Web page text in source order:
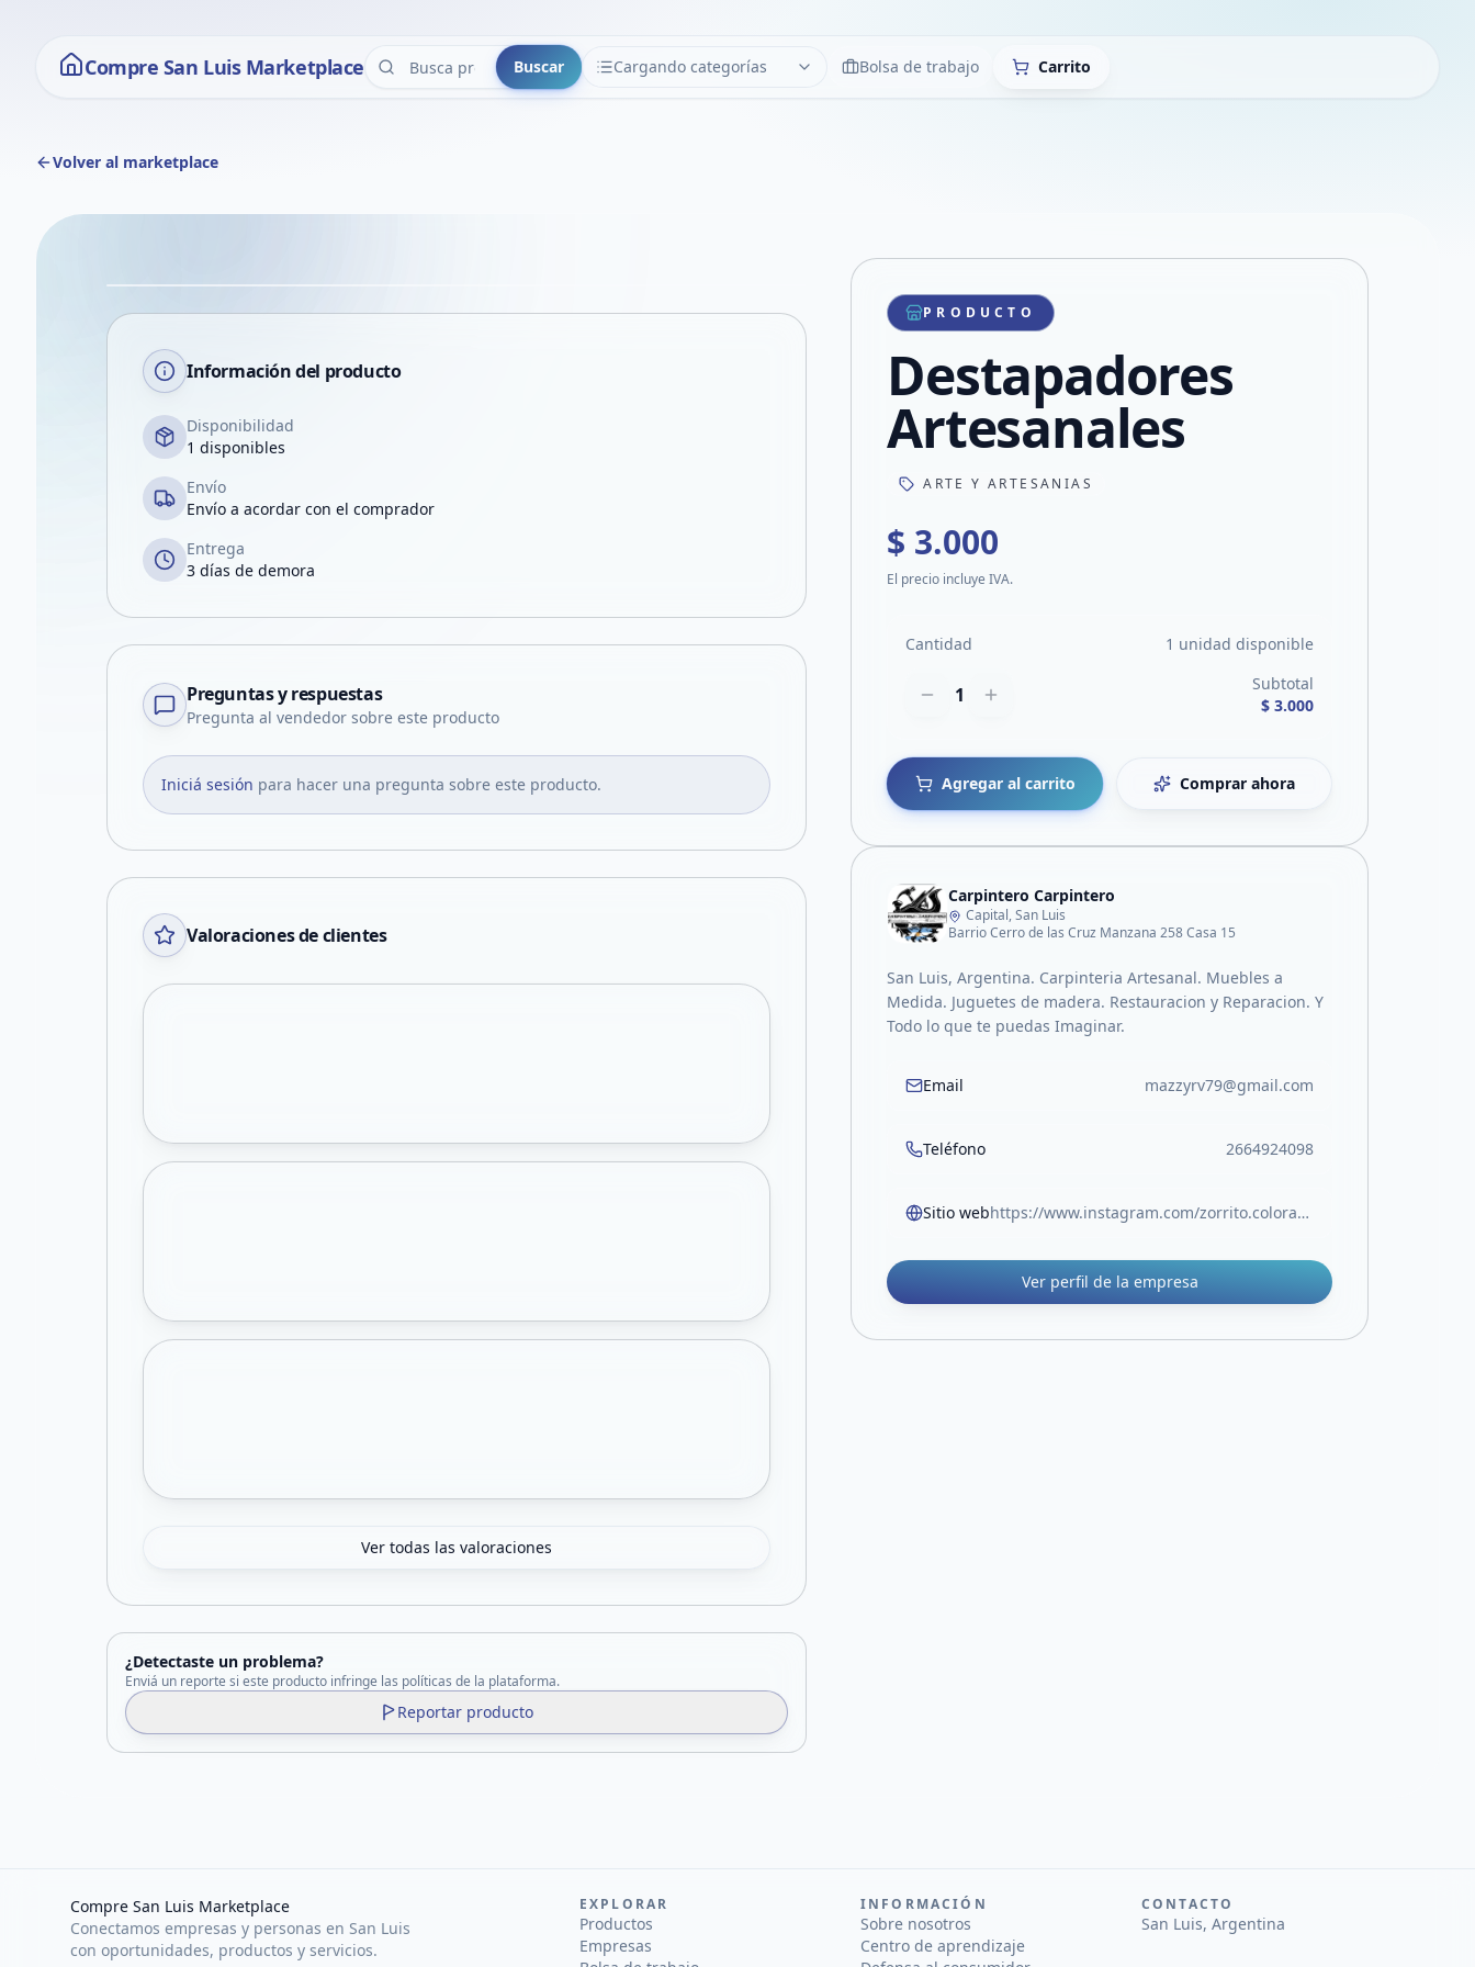
Compre San Luis Marketplace Buscar Cargando categorías
CATEGORÍAS LimpiarBolsa de trabajo Carrito
Volver al marketplace
VER EN PANTALLA COMPLETA
Compartir producto
Compartir por WhatsApp
Compartir por mail
Compartir en Facebook
Compartir en X
Información del producto
Disponibilidad
1 disponibles
Envío
Envío a acordar con el comprador
Entrega
3 días de demora
Preguntas y respuestas
Pregunta al vendedor sobre este producto
Iniciá sesión para hacer una pregunta sobre este producto.
Valoraciones de clientes
Ver todas las valoraciones
¿Detectaste un problema?
Enviá un reporte si este producto infringe las políticas de la plataforma.
Reportar producto
PRODUCTO
Destapadores
Artesanales
ARTE Y ARTESANIAS
$ 3.000
El precio incluye IVA.
Cantidad 1 unidad disponible
1
Subtotal
$ 3.000
Agregar al carrito Comprar ahora
Carpintero Carpintero
Capital, San Luis
Barrio Cerro de las Cruz Manzana 258 Casa 15
San Luis, Argentina. Carpinteria Artesanal. Muebles a
Medida. Juguetes de madera. Restauracion y Reparacion. Y
Todo lo que te puedas Imaginar.
Email mazzyrv79@gmail.com
Teléfono 2664924098
Sitio web https://www.instagram.com/zorrito.colorado.sl/
Ver perfil de la empresa
Compre San Luis Marketplace
Conectamos empresas y personas en San Luis
con oportunidades, productos y servicios.
EXPLORAR
Productos
Empresas
INFORMACIÓN
Sobre nosotros
Centro de aprendizaje
CONTACTO
San Luis, Argentina